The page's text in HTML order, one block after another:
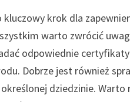
krok dla
warto zwrócić
odpowiednie
Dobrze jest również
dziedzinie.